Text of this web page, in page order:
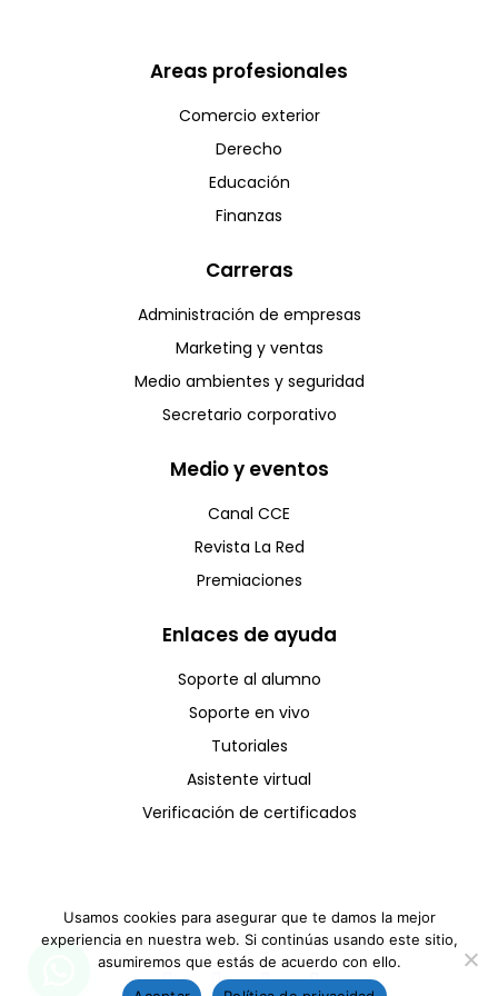
Areas profesionales
Comercio exterior
Derecho
Educación
Finanzas
Carreras
Administración de empresas
Marketing y ventas
Medio ambientes y seguridad
Secretario corporativo
Medio y eventos
Canal CCE
Revista La Red
Premiaciones
Enlaces de ayuda
Soporte al alumno
Soporte en vivo
Tutoriales
Asistente virtual
Verificación de certificados
Copyright © CCE 2025 - Todos los derechos reservados
Usamos cookies para asegurar que te damos la mejor
experiencia en nuestra web. Si continúas usando este sitio,
asumiremos que estás de acuerdo con ello.